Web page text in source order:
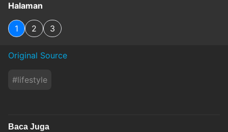
Halaman
1 2 3
Original Source
#lifestyle
Baca Juga